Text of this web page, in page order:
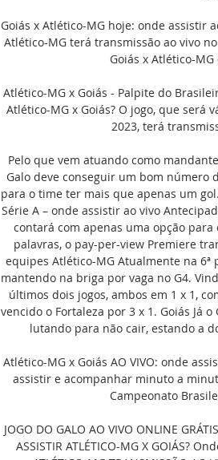
Goiás x Atlético-MG hoje: onde assistir
Atlético-MG terá transmissão ao vivo
Goiás x Atlético-
Atlético-MG x Goiás - Palpite do
Atlético-MG x Goiás? O jogo, que será
2023, terá
Pelo que vem atuando como
Galo deve conseguir um bom número
para o time ter mais que apenas um
Série A – onde assistir ao vivo
contará com apenas uma opção
palavras, o pay-per-view Premiere
equipes Atlético-MG Atualmente na 6ª
mantendo na briga por vaga no G4.
últimos dois jogos, ambos em 1 x 1,
vencido o Fortaleza por 3 x 1. Goiás Já
lutando para não cair, estando a
Atlético-MG x Goiás AO VIVO: onde
assistir e acompanhar minuto a
Campeonato
JOGO DO GALO AO VIVO ONLINE
ASSISTIR ATLÉTICO-MG X GOIÁS?